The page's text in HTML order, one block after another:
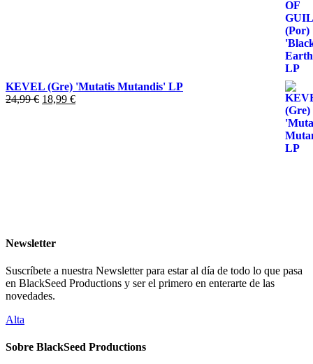
KEVEL (Gre) 'Mutatis Mutandis' LP
24,99€ El
18,99 €El
Newsletter
Suscríbete a nuestra Newsletter para estar al día de todo lo que pasa
en BlackSeed Productions y ser el primero en enterarte de las
novedades.
Alta
Sobre BlackSeed Productions